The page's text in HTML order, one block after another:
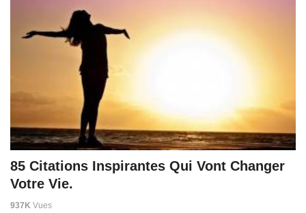
85 Citations Inspirantes Qui Vont Changer
Votre Vie.
937K Vues